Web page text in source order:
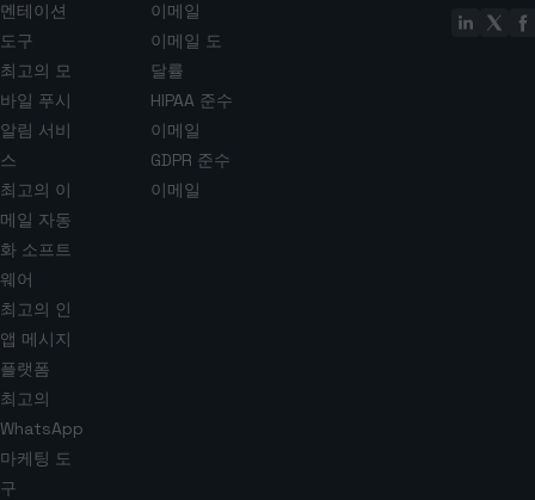
멘테이션
도구
최고의 모
바일 푸시
알림 서비
스
최고의 이
메일 자동
화 소프트
웨어
최고의 인
앱 메시지
플랫폼
최고의
WhatsApp
마케팅 도
구
이메일
이메일 도
달률
HIPAA 준수
이메일
GDPR 준수
이메일